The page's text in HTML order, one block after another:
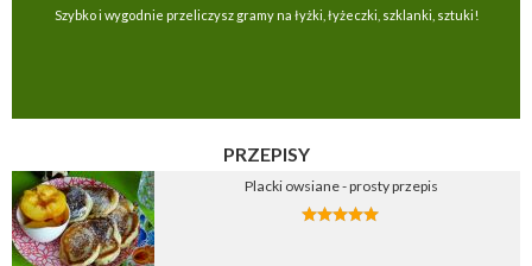
Szybko i wygodnie przeliczysz gramy na łyżki, łyżeczki, szklanki, sztuki!
PRZEPISY
Placki owsiane - prosty przepis